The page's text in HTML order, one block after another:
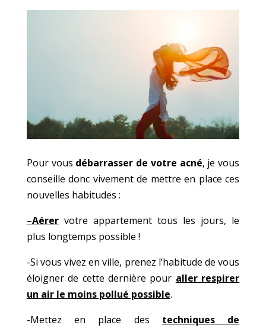
Pour vous débarrasser de votre acné, je vous
conseille donc vivement de mettre en place ces
nouvelles habitudes :
–Aérervotre appartement tous les jours, le
plus longtemps possible !
-Si vous vivez en ville, prenez l’habitude de vous
éloigner de cette dernière pour aller respirer
un air le moins pollué possible.
-Mettez en place des techniques de